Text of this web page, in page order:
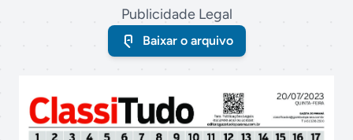
Publicidade Legal
Baixar o arquivo